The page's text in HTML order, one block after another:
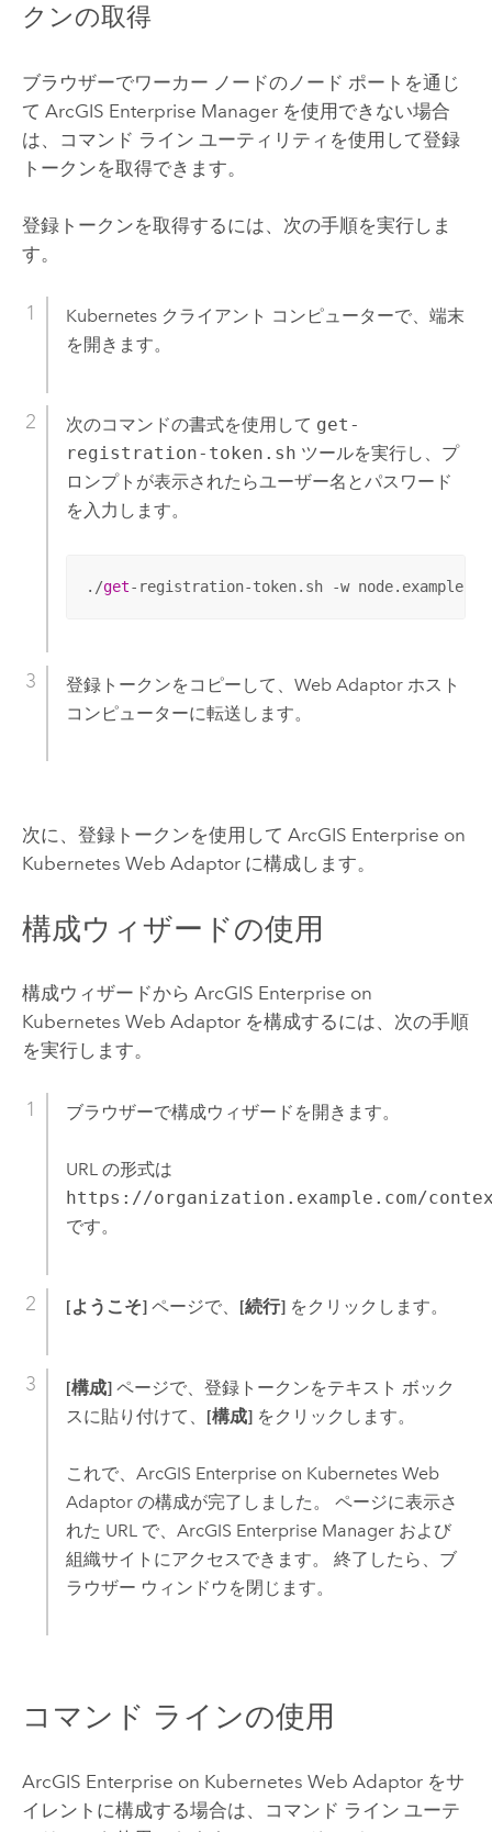
クンの取得
ブラウザーでワーカー ノードのノード ポートを通じ
て ArcGIS Enterprise Managerを使用できない場合
は、コマンド ライン ユーティリティを使用して登録
トークンを取得できます。
登録トークンを取得するには、次の手順を実行しま
す。
Kubernetes クライアント コンピューターで、端末
を開きます。
次のコマンドの書式を使用して get-
registration-token.sh ツールを実行し、プ
ロンプトが表示されたらユーザー名とパスワード
を入力します。
./get-registration-token.sh -w
登録トークンをコピーして、Web Adaptor ホスト
コンピューターに転送します。
次に、登録トークンを使用して ArcGIS Enterprise on
Kubernetes Web Adaptorに構成します。
構成ウィザードの使用
構成ウィザードから ArcGIS Enterprise on
Kubernetes Web Adaptorを構成するには、次の手順
を実行します。
ブラウザーで構成ウィザードを開きます。
URL の形式は
https://organization.example.com/
です。
[ようこそ]ページで、 [続行]をクリックします。
[構成]ページで、登録トークンをテキスト ボック
スに貼り付けて、 [構成]をクリックします。
これで、 ArcGIS Enterprise on Kubernetes Web
Adaptorの構成が完了しました。 ページに表示さ
れた URL で、 ArcGIS Enterprise Managerおよび
組織サイトにアクセスできます。 終了したら、ブ
ラウザー ウィンドウを閉じます。
コマンド ラインの使用
ArcGIS Enterprise on Kubernetes Web Adaptorをサ
イレントに構成する場合は、コマンド ライン ユーテ